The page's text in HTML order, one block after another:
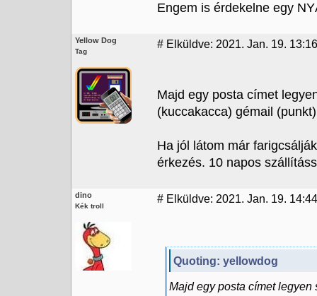
Engem is érdekelne egy
Yellow Dog
Tag
# Elküldve: 2021. Jan. 19. 13:16
Majd egy posta címet
(kuccakacca) gémail
Ha jól látom már
érkezés. 10 napos
dino
Kék troll
# Elküldve: 2021. Jan. 19.
Quoting: yellowdog
Majd egy posta címet